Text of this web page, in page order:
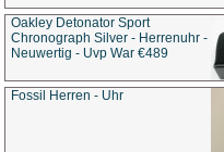
Oakley Detonator Sport
Chronograph Silver - Herrenuhr -
Neuwertig - Uvp War €489
Fossil Herren - Uhr